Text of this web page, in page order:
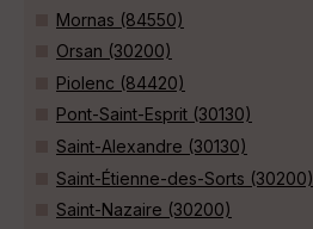
Mornas (84550)
Orsan (30200)
Piolenc (84420)
Pont-Saint-Esprit (30130)
Saint-Alexandre (30130)
Saint-Étienne-des-Sorts (30200)
Saint-Nazaire (30200)